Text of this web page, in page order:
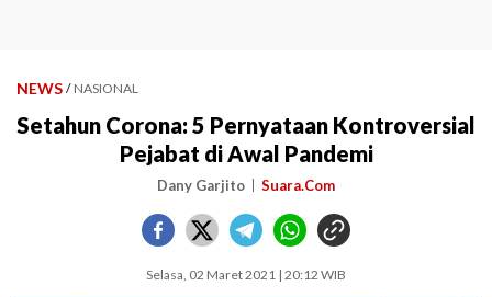
NEWS / NASIONAL
Setahun Corona: 5 Pernyataan Kontroversial
Pejabat di Awal Pandemi
Dany Garjito Suara.Com
Selasa, 02 Maret 2021 | 20:12 WIB